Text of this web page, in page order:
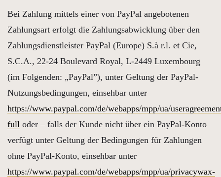
Bei Zahlung mittels einer von PayPal angebotenen
Zahlungsart erfolgt die Zahlungsabwicklung über den
Zahlungsdienstleister PayPal (Europe) S.à r.l. et Cie,
S.C.A., 22-24 Boulevard Royal, L-2449 Luxembourg
(im Folgenden: „PayPal”), unter Geltung der PayPal-
Nutzungsbedingungen, einsehbar unter
https://www.paypal.com/de/webapps/mpp/ua/
full oder – falls der Kunde nicht über ein PayPal-Konto
verfügt unter Geltung der Bedingungen für Zahlungen
ohne PayPal-Konto, einsehbar unter
https://www.paypal.com/de/webapps/mpp/ua/privacywax-